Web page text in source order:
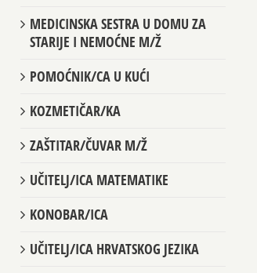
MEDICINSKA SESTRA U DOMU ZA
STARIJE I NEMOĆNE M/Ž
POMOĆNIK/CA U KUĆI
KOZMETIČAR/KA
ZAŠTITAR/ČUVAR M/Ž
UČITELJ/ICA MATEMATIKE
KONOBAR/ICA
UČITELJ/ICA HRVATSKOG JEZIKA